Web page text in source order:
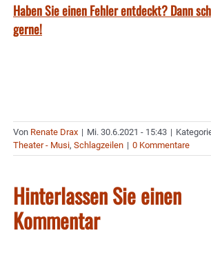
Haben Sie einen Fehler entdeckt? Dann
gerne!
Von Renate Drax | Mi. 30.6.2021 - 15:43 |
Theater - Musi, Schlagzeilen | 0 Kommentare
Hinterlassen Sie einen
Kommentar